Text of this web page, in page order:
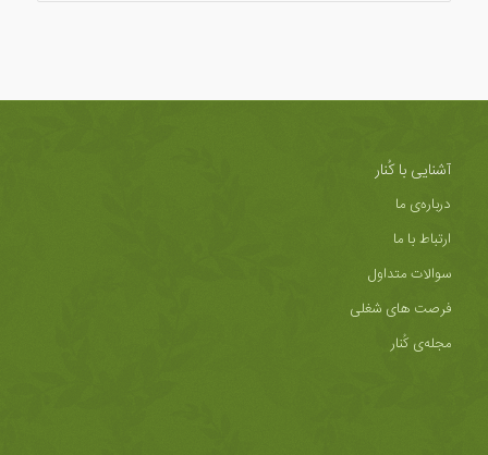
آشنایی با کُنار
درباره‌ی ما
ارتباط با ما
سوالات متداول
فرصت های شغلی
مجله‌ی کُنار